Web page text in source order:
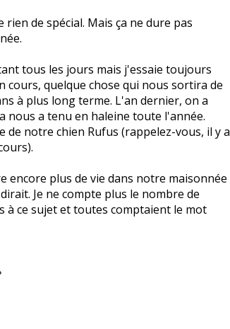
rien de spécial. Mais ça ne dure pas
tous les jours mais j'essaie toujours
quelque chose qui nous sortira de
à plus long terme. L'an dernier, on a
nous a tenu en haleine toute l'année.
notre chien Rufus (rappelez-vous, il y a
encore plus de vie dans notre maisonnée
Je ne compte plus le nombre de
à ce sujet et toutes comptaient le mot